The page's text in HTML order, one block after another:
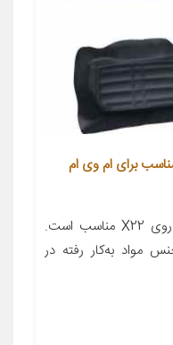
برای ام وی ام
معرفی محصول کفپوش برای خودروی X22 مناسب است.
مواد به‌کار رفته در